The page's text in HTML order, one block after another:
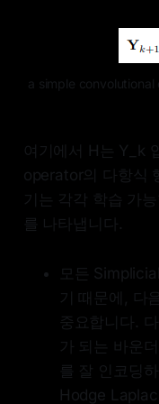
a simple convolutional
여기에서 H는 Y_k
operator의 다항식
기는 각각 학습 가
를 나타냅니다.
모든
기 때문에, 다
중요합니다.
가 되는 바운
를 잘 인코딩
Hodge